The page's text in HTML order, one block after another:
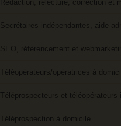
Rédaction, relecture, correction et
Secrétaires indépendantes, aide
SEO, référencement et
Téléopérateurs/​opératrices à
Téléprospecteurs et téléopérateurs
Téléprospection à domicile